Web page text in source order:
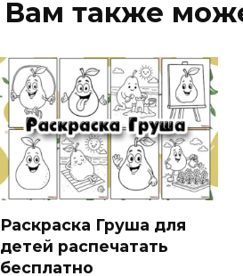
Вам также
Раскраска Груша для
детей распечатать
бесплатно